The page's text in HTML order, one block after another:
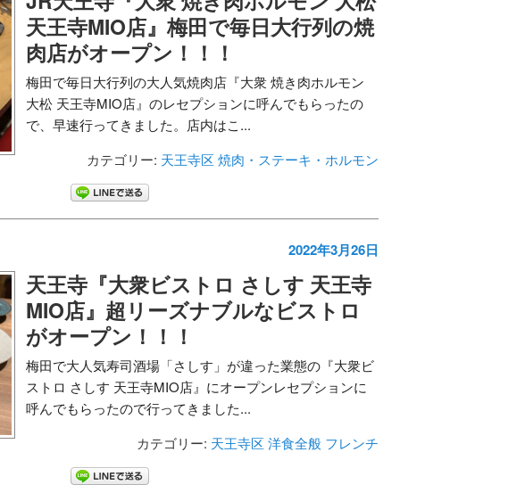
天王寺MIO店』梅田で毎日大行列の焼
肉店がオープン！！！
梅田で毎日大行列の大人気焼肉店『大衆 焼き肉ホルモン
大松 天王寺MIO店』のレセプションに呼んでもらったの
で、早速行ってきました。店内はこ...
カテゴリー: 天王寺区 焼肉・ステーキ・ホルモン
2022年3月26日
天王寺『大衆ビストロ さしす 天王寺
MIO店』超リーズナブルなビストロ
がオープン！！！
梅田で大人気寿司酒場「さしす」が違った業態の『大衆ビ
ストロ さしす 天王寺MIO店』にオープンレセプションに
呼んでもらったので行ってきました...
カテゴリー: 天王寺区 洋食全般 フレンチ